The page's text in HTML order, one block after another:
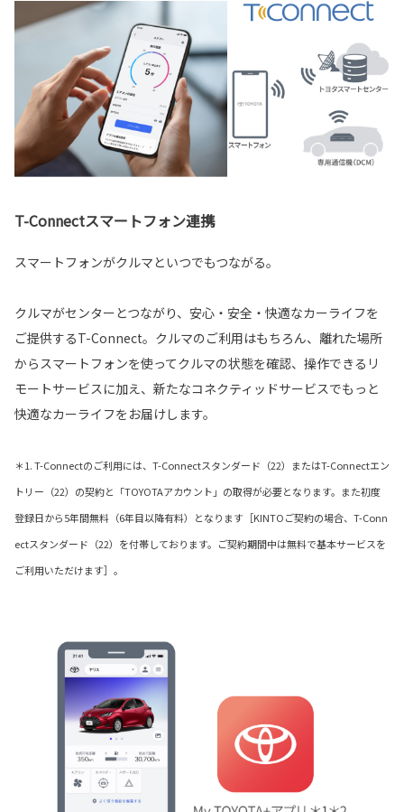
T-Connectスマートフォン連携
スマートフォンがクルマといつでもつながる。
クルマがセンターとつながり、安心・安全・快適なカーライフを
ご提供するT-Connect。クルマのご利用はもちろん、離れた場所
からスマートフォンを使ってクルマの状態を確認、操作できるリ
モートサービスに加え、新たなコネクティッドサービスでもっと
快適なカーライフをお届けします。
＊1. T-Connectのご利用には、T-Connectスタンダード（22）またはT-Connectエン
トリー（22）の契約と「TOYOTAアカウント」の取得が必要となります。また初度
登録日から5年間無料（6年目以降有料）となります［KINTOご契約の場合、T-Conn
ectスタンダード（22）を付帯しております。ご契約期間中は無料で基本サービスを
ご利用いただけます］。